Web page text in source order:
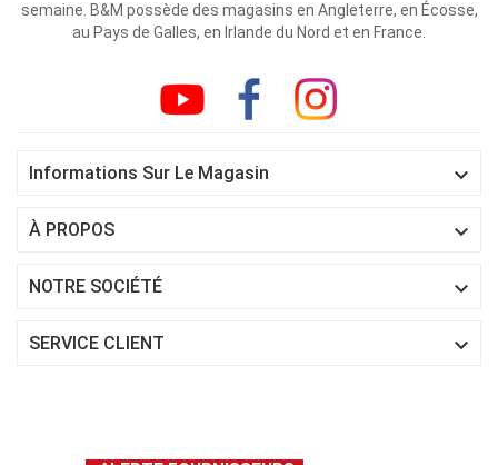
semaine. B&M possède des magasins en Angleterre, en Écosse,
au Pays de Galles, en Irlande du Nord et en France.
Informations Sur Le Magasin 
À PROPOS 
NOTRE SOCIÉTÉ 
SERVICE CLIENT 